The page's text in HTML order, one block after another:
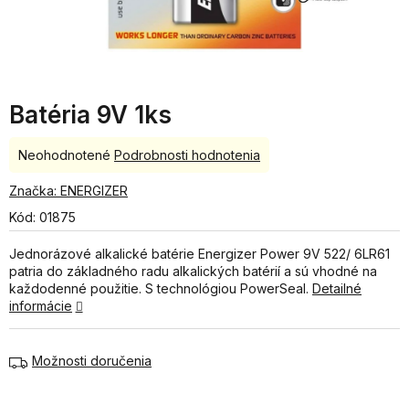
Batéria 9V 1ks
Kód: 01875
Možnosti doručenia
Jednorázové alkalické batérie Energizer Power 9V 522/ 6LR61
patria do základného radu alkalických batérií a sú vhodné na
každodenné použitie. S technológiou PowerSeal. Detailné
informácie
Priemerné
produktu
0,0
5
hviezdičiek.
Neohodnotené Podrobnosti hodnotenia
Značka: ENERGIZER